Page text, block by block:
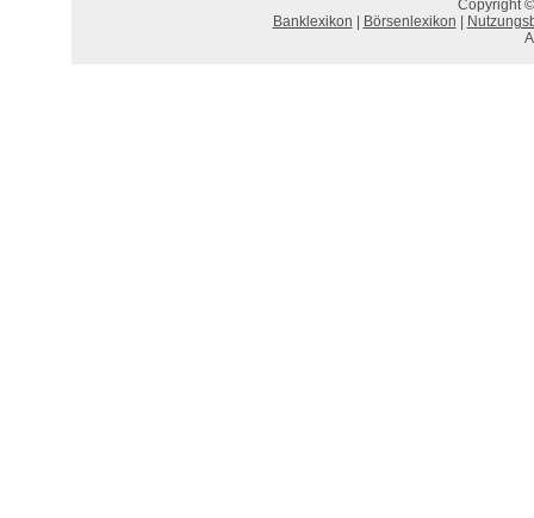
Copyright
Banklexikon
Börsenlexikon